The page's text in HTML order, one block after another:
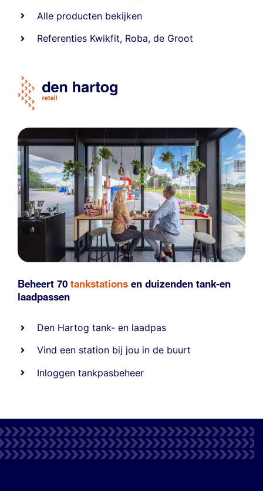
Alle producten bekijken
Referenties Kwikfit, Roba,de Groot
Beheert 70 tankstations en duizenden tank-en
laadpassen
Den Hartog tank- en laadpas
Vind een station bij jou in de buurt
Inloggen tankpasbeheer